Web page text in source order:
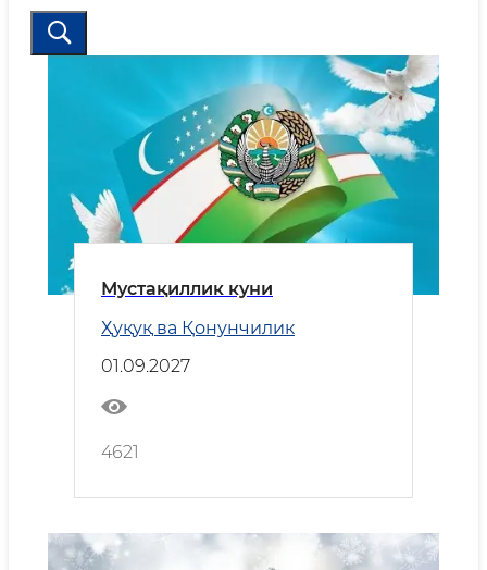
Мустақиллик куни
Ҳуқуқ ва Қонунчилик
01.09.2027
4621